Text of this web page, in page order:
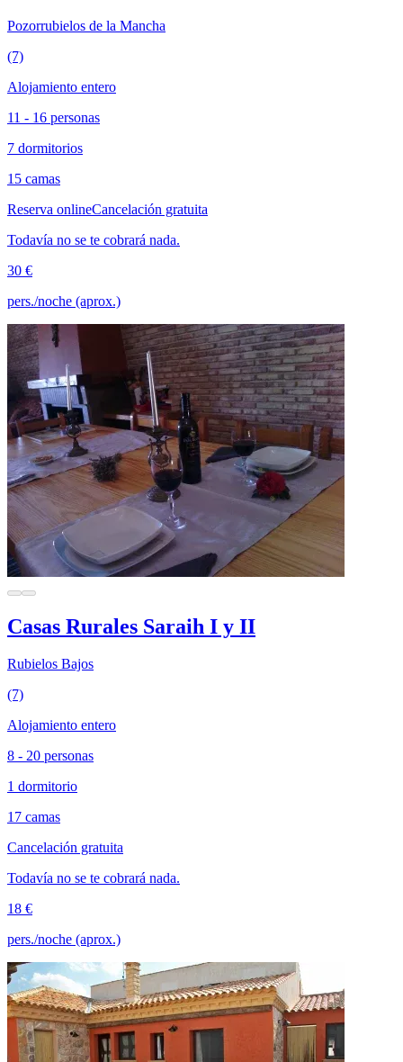
Pozorrubielos de la Mancha
(7)
Alojamiento entero
11 - 16 personas
7 dormitorios
15 camas
Reserva onlineCancelación gratuita
Todavía no se te cobrará nada.
30 €
pers./noche (aprox.)
Casas Rurales Saraih I y II
Rubielos Bajos
(7)
Alojamiento entero
8 - 20 personas
1 dormitorio
17 camas
Cancelación gratuita
Todavía no se te cobrará nada.
18 €
pers./noche (aprox.)